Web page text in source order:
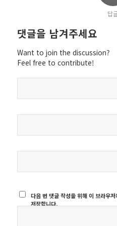
답
댓글을 남겨주세요
Want to join the discussion?
Feel free to contribute!
다음 번 댓글 작성을 위해 이 브라우
저장합니다.